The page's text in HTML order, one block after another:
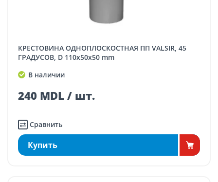
КРЕСТОВИНА ОДНОПЛОСКОСТНАЯ ПП VALSIR, 45
ГРАДУСОВ, D 110x50x50 mm
В наличии
240 MDL / шт.
Сравнить
Купить